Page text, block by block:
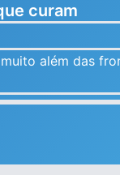
curam
além das